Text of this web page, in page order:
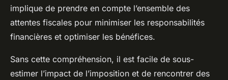
implique de prendre en compte l’ensemble des
attentes fiscales pour minimiser les responsabilités
financières et optimiser les bénéfices.
Sans cette compréhension, il est facile de sous-
estimer l’impact de l’imposition et de rencontrer des